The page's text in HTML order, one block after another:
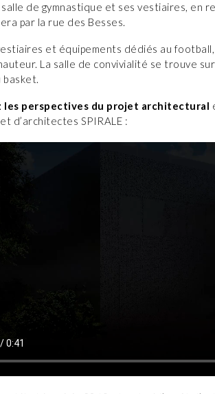
de gymnastique et ses vestiaires, en
par la rue des Besses.
et équipements dédiés au
La salle de convivialité se trouve
basket.
les perspectives du projet architectural
d’architectes SPIRALE :